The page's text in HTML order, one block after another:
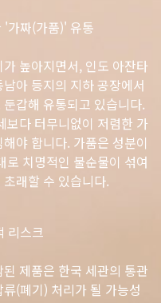
'가짜(가품)' 유통
높아지면서, 인도 아잔타
아 등지의 지하 공장에서
갑해 유통되고 있습니다.
보다 터무니없이 저렴한 가
야 합니다. 가품은 성분이
로 치명적인 불순물이 섞여
래할 수 있습니다.
리스크
제품은 한국 세관의 통관
(폐기) 처리가 될 가능성